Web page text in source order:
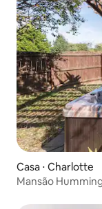
Casa ⋅ Charlotte
Mansão